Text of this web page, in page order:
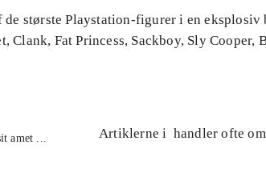
største Playstation-figurer i en eksplosiv
Clank, Fat Princess, Sackboy, Sly Cooper,
amet ...
Artiklerne i handler ofte om